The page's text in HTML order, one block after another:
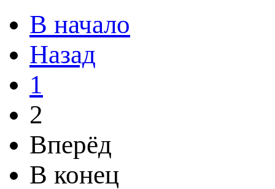
В начало
Назад
1
2
Вперёд
В конец